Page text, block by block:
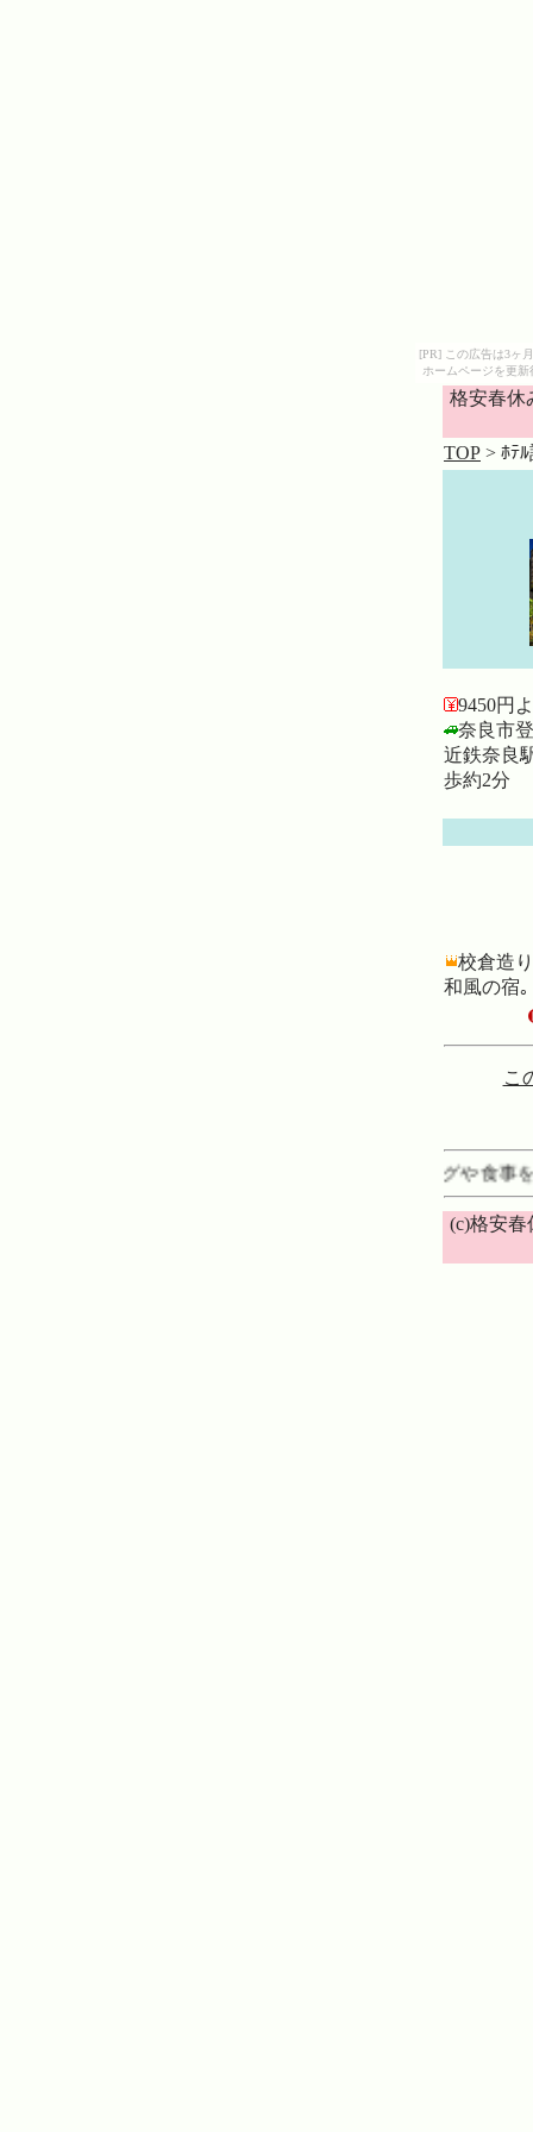
[PR] この広告は3ヶ
ホームページを更
格安春休
TOP > ﾎﾃ
9450円
奈良市
近鉄奈良
歩約2分
校倉造
和風の宿｡
こ
格安春休み家族で旅行ホテルでバイキングや食事を
(c)格安